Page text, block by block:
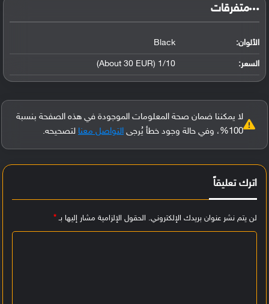
‏متفرقات‏
الألوان: Black
السعر: 1/10 (About 30 EUR)
لا يمكننا ضمان صحة المعلومات الموجودة في هذه الصفحة بنسبة
100%، وفي حالة وجود خطأ يُرجى
التواصل معنا لتصحيحه.
اترك تعليقاً
لن يتم نشر عنوان بريدك الإلكتروني. الحقول الإلزامية مشار إليها بـ*